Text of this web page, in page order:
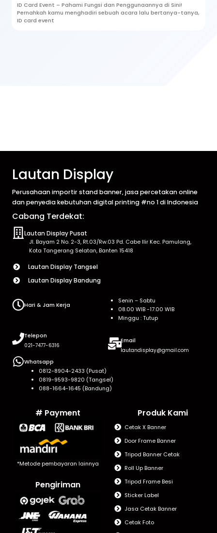
ID Card Event – Pahami Fungsi dan Penggunaannya di Sini!
Pernahkah kamu menghadiri sebuah acara lalu bertanya-tanya,
ID card event
Lautan Display
Perusahaan importir stand banner, jasa percetakan online
dan penyedia kebutuhan digital printing #no 1 di Indonesia
Cabang Terdekat:
Lautan Display Pusat
Jl. Bayam 2 No. 2-3, Rt.03/Rw.03 Pd. Cabe Ilir Kec. Pamulang,
Kota Tangerang Selatan, Banten 15418
Lautan Display Tangsel
Lautan Display Bandung
Hari & Jam Kerja
Senin – Sabtu
08.00 WIB -17.00 WIB
Minggu : Tutup
Telepon
021-7477-6316
Email
lautandisplay@gmail.com
Whatsapp
0812-8904-2433 (Pusat)
0819-9593-9820 (Tangsel)
088-1664-1645 (Bandung)
# Payment
*Metode pembayaran lainnya
Pengiriman
Produk Kami
Cetak X Banner
Door Frame Banner
Tripod Banner Cetak
Roll Up Banner
Tripod Frame Besi
Sticker Label
Jasa Cetak Banner
Cetak Foto